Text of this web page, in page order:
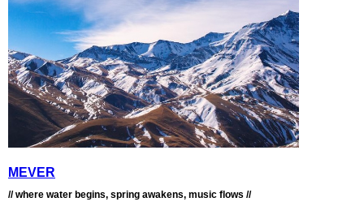
MEVER
// where water begins, spring awakens, music flows //